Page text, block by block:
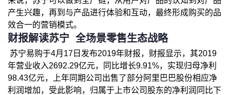
产生兴趣，再到与产品进行体验和互动，最终形成购买的品
效合一的营销模式。
财报解读苏宁 全场景零售生态战略
苏宁易购于4月17日发布2019年财报，财报显示，其2019
年营业收入2692.29亿元，同比增长9.91%，实现归母净利
98.43亿元，上年同期公司出售了部分阿里巴巴股份相应净
利润增加，受此影响，归属于上市公司股东的净利润同比下